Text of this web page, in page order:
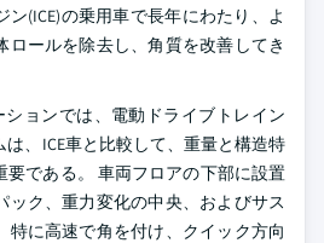
(ICE)の乗用車で長年にわたり、よ
ロールを除去し、角質を改善してき
ションでは、電動ドライブトレイン
、ICE車と比較して、重量と構造特
要である。 車両フロアの下部に設置
ック、重力変化の中央、およびサス
特に高速で角を付け、クイック方向